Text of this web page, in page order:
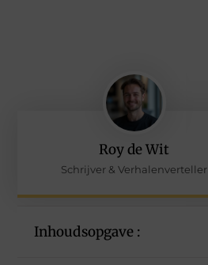
Roy de Wit
Schrijver & Verhalenverteller
Inhoudsopgave :